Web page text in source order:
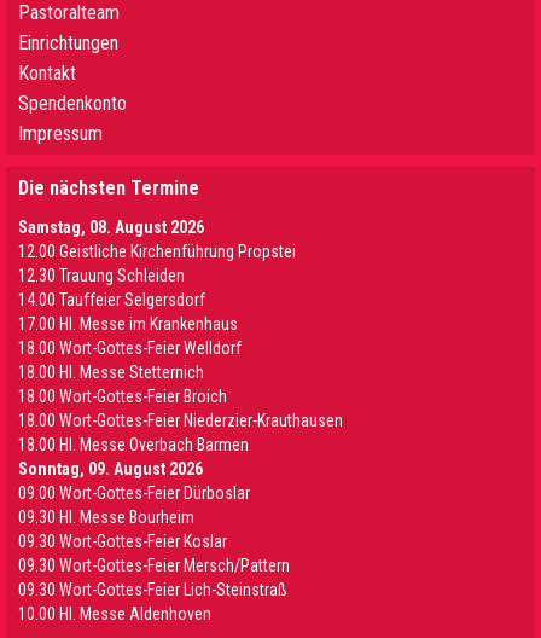
Pastoralteam
Einrichtungen
Kontakt
Spendenkonto
Impressum
Die nächsten Termine
Samstag, 08. August 2026
12.00 Geistliche Kirchenführung Propstei
12.30 Trauung Schleiden
14.00 Tauffeier Selgersdorf
17.00 Hl. Messe im Krankenhaus
18.00 Wort-Gottes-Feier Welldorf
18.00 Hl. Messe Stetternich
18.00 Wort-Gottes-Feier Broich
18.00 Wort-Gottes-Feier Niederzier-Krauthausen
18.00 Hl. Messe Overbach Barmen
Sonntag, 09. August 2026
09.00 Wort-Gottes-Feier Dürboslar
09.30 HI. Messe Bourheim
09.30 Wort-Gottes-Feier Koslar
09.30 Wort-Gottes-Feier Mersch/Pattern
09.30 Wort-Gottes-Feier Lich-Steinstraß
10.00 Hl. Messe Aldenhoven